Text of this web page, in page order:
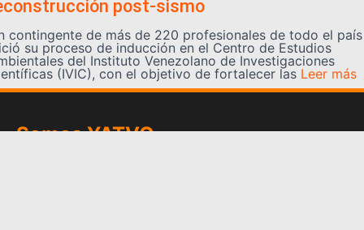
post-sismo
contingente de más de 220 profesionales de todo el país
su proceso de inducción en el Centro de Estudios
del Instituto Venezolano de Investigaciones
(IVIC), con el objetivo de fortalecer las Leer más
Somos YATVO